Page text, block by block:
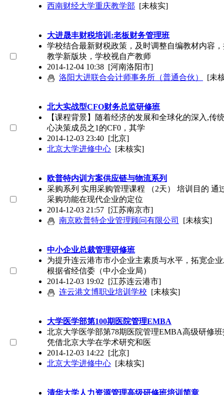
西南财经大学重庆教学部 [未核实]
大进晟丰财税培训:老板财务管理班
学校结合最新财税政策，及时调整自编教材内容
教学新版块，学校视自产教师
2014-12-04 10:38 [河南洛阳市]
洛阳大进联合会计师事务所（普通合伙）
[未
北大实战型CFO财务总监研修班
【课程背景】随着经济的发展和全球化的深入,
心决策成员之1的CF0，其学
2014-12-03 23:40 [北京]
北京大学进修中心 [未核实]
欧普特内训方案供应链与物流系列
采购系列 实用采购管理课程 （2天） 培训目的
采购功能在现代企业的定位
2014-12-03 21:57 [江苏南京市]
南京欧普特企业管理顾问有限公司
[未核实]
中小企业总裁管理研修班
为提升连云港市市小企业主素质与水平，拓宽企
根据省经信委（中小企业局）
2014-12-03 19:02 [江苏连云港市]
连云港文博职业培训学校 [未核实]
大学医学部第100期医院管理EMBA
北京大学医学部第78期医院管理EMBA高级研修
凭借北京大学在学术研究和医
2014-12-03 14:22 [北京]
北京大学进修中心 [未核实]
清华大学人力资源管理高级研修班培训简章